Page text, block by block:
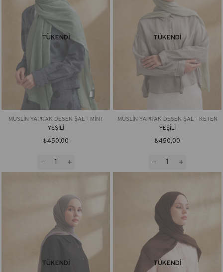
TÜKENDI
MÜSLİN YAPRAK DESEN ŞAL - MİNT
YEŞİLİ
₺450,00
TÜKENDI
MÜSLİN YAPRAK DESEN ŞAL - KETEN
YEŞİLİ
₺450,00
TÜKENDI TÜKENDI